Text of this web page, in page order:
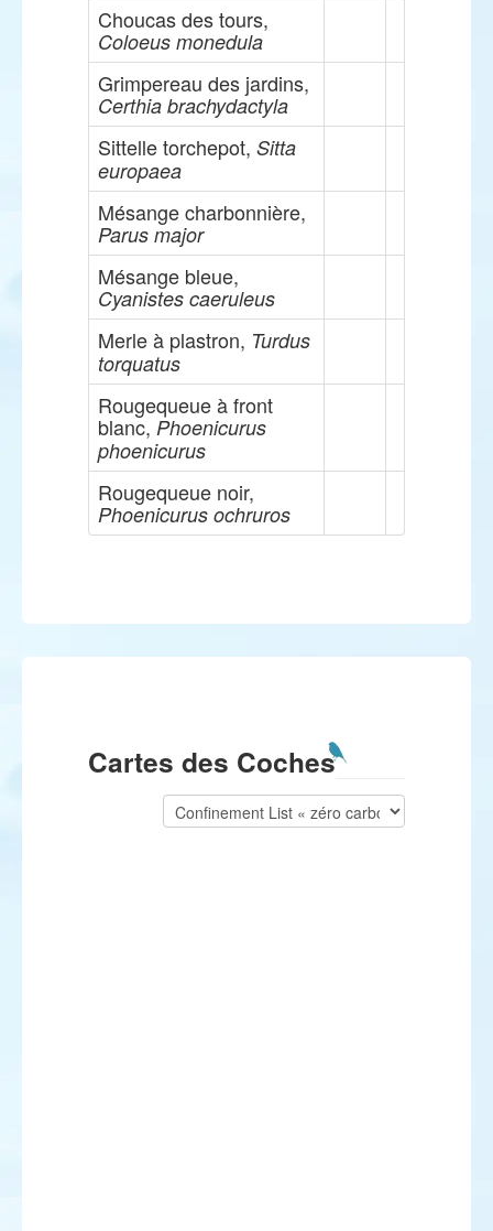
Choucas des tours,
Coloeus monedula
Grimpereau des jardins,
Certhia brachydactyla
Sittelle torchepot, Sitta
europaea
Mésange charbonnière,
Parus major
Mésange bleue,
Cyanistes caeruleus
Merle à plastron, Turdus
torquatus
Rougequeue à front
blanc, Phoenicurus
phoenicurus
Rougequeue noir,
Phoenicurus ochruros
Cartes des Coches